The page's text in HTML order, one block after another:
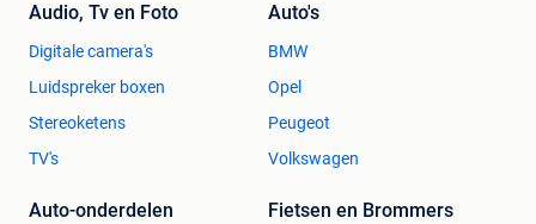
Audio, Tv en Foto
Digitale camera's
Luidspreker boxen
Stereoketens
TV's
Auto's
BMW
Opel
Peugeot
Volkswagen
Auto-onderdelen Fietsen en Brommers